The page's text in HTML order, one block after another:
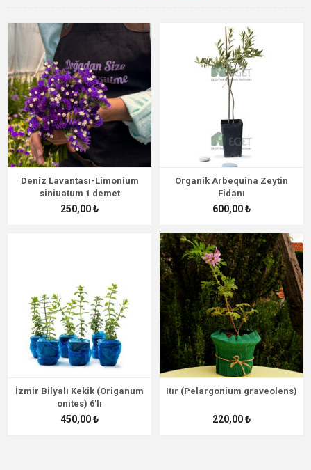
Deniz Lavantası-Limonium
siniuatum 1 demet
250,00 ₺
Organik Arbequina Zeytin
Fidanı
600,00 ₺
İzmir Bilyalı Kekik (Origanum
onites) 6'lı
450,00 ₺
Itır (Pelargonium graveolens)
220,00 ₺